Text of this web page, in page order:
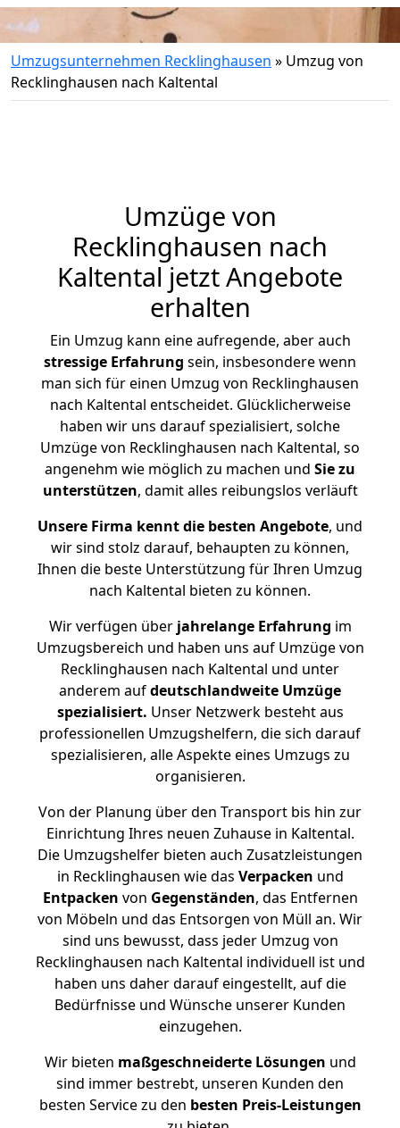
Umzugsunternehmen Recklinghausen » Umzug von
Recklinghausen nach Kaltental
Umzüge von
Recklinghausen nach
Kaltental jetzt Angebote
erhalten
Ein Umzug kann eine aufregende, aber auch
stressige Erfahrung sein, insbesondere wenn
man sich für einen Umzug von Recklinghausen
nach Kaltental entscheidet. Glücklicherweise
haben wir uns darauf spezialisiert, solche
Umzüge von Recklinghausen nach Kaltental, so
angenehm wie möglich zu machen und Sie zu
unterstützen, damit alles reibungslos verläuft
Unsere Firma kennt die besten Angebote, und
wir sind stolz darauf, behaupten zu können,
Ihnen die beste Unterstützung für Ihren Umzug
nach Kaltental bieten zu können.
Wir verfügen überjahrelange Erfahrung im
Umzugsbereich und haben uns auf Umzüge von
Recklinghausen nach Kaltental und unter
anderem aufdeutschlandweite Umzüge
spezialisiert. Unser Netzwerk besteht aus
professionellen Umzugshelfern, die sich darauf
spezialisieren, alle Aspekte eines Umzugs zu
organisieren.
Von der Planung über den Transport bis hin zur
Einrichtung Ihres neuen Zuhause in Kaltental.
Die Umzugshelfer bieten auch Zusatzleistungen
in Recklinghausen wie das Verpacken und
Entpacken von Gegenständen, das Entfernen
von Möbeln und das Entsorgen von Müll an. Wir
sind uns bewusst, dass jeder Umzug von
Recklinghausen nach Kaltental individuell ist und
haben uns daher darauf eingestellt, auf die
Bedürfnisse und Wünsche unserer Kunden
einzugehen.
Wir bieten maßgeschneiderte Lösungen und
sind immer bestrebt, unseren Kunden den
besten Service zu den besten Preis-Leistungen